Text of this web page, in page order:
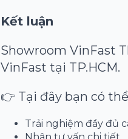
Kết luận
Showroom VinFast
VinFast tại TP.HCM.
👉 Tại đây bạn có
Trải nghiệm đầy đủ